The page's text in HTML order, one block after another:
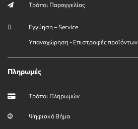
Τρόποι Παραγγελίας
Εγγύηση – Service
Υπαναχώρηση - Επιστροφές προϊόντων
Πληρωμές
Τρόποι Πληρωμών
Ψηφιακό Βήμα